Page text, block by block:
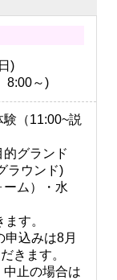
)
8:00～)
験（11:00~説
グランド
ラウンド)
ム）・水
す。
込みは8月
きます。
止の場合は